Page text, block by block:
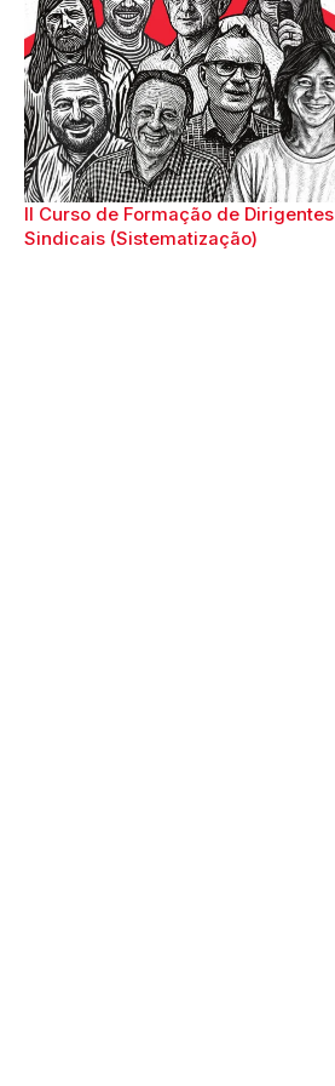
II Curso de Formação de Dirigentes
Sindicais (Sistematização)